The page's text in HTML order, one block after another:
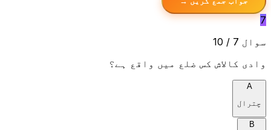
7
سوال 7 / 10
وادی کالاش کس ضلع میں واقع ہے؟
A
چترال
B